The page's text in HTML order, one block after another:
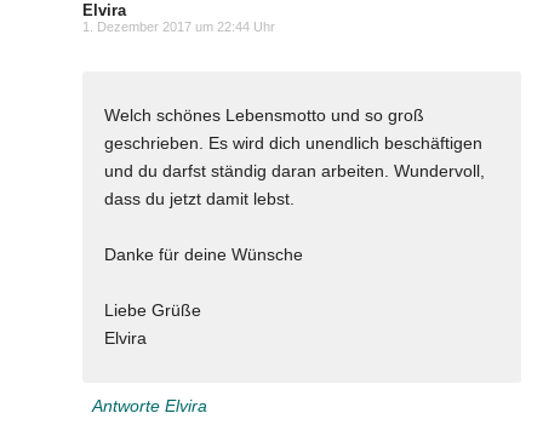
Elvira
1. Dezember 2017 um 22:44 Uhr
Welch schönes Lebensmotto und so groß
geschrieben. Es wird dich unendlich beschäftigen
und du darfst ständig daran arbeiten. Wundervoll,
dass du jetzt damit lebst.
Danke für deine Wünsche
Liebe Grüße
Elvira
Antworte Elvira